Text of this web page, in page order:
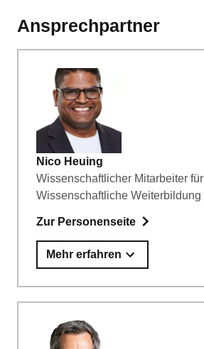
Ansprechpartner
Nico Heuing
Wissenschaftlicher Mitarbeiter für
Wissenschaftliche Weiterbildung
Zur Personenseite
Mehr erfahren